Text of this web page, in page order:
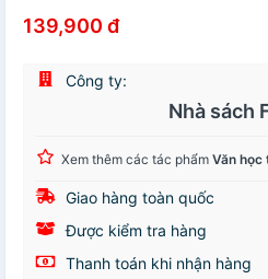
139,900 đ
Công ty:
Nhà sách
Xem thêm các tác phẩm Văn học
Giao hàng toàn quốc
Được kiểm tra hàng
Thanh toán khi nhận hàng